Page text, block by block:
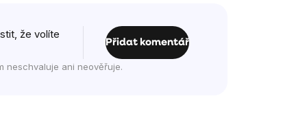
že volíte
Přidat komentář
neschvaluje ani neověřuje.